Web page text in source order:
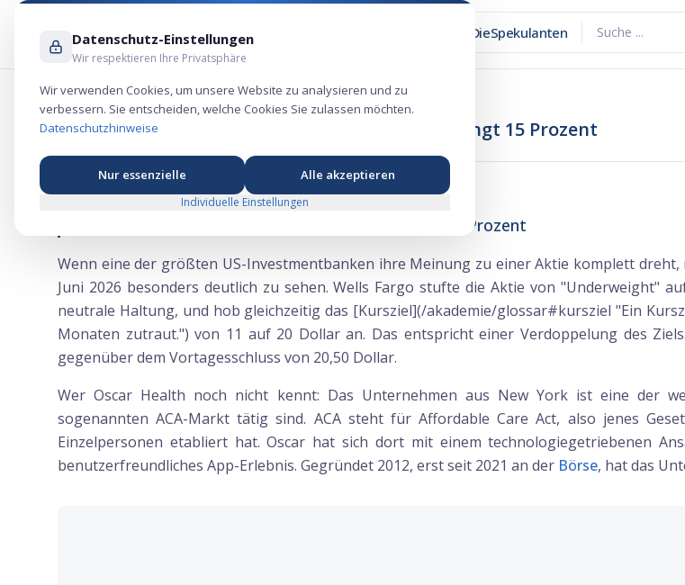
DieSpekulanten Suche ...
Wells Fargo dreht bei Oscar Health – Aktie springt 15 Prozent
Wells Fargo dreht bei Oscar Health – Aktie springt 15 Prozent
Wenn eine der größten US-Investmentbanken ihre Meinung zu einer Aktie komplett dreht,
Juni 2026 besonders deutlich zu sehen. Wells Fargo stufte die Aktie von "Underweight"
neutrale Haltung, und hob gleichzeitig das [Kursziel](/akademie/glossar#kursziel "Ein
Monaten zutraut.") von 11 auf 20 Dollar an. Das entspricht einer Verdoppelung des
gegenüber dem Vortagesschluss von 20,50 Dollar.
Wer Oscar Health noch nicht kennt: Das Unternehmen aus New York ist eine der
sogenannten ACA-Markt tätig sind. ACA steht für Affordable Care Act, also jenes
Einzelpersonen etabliert hat. Oscar hat sich dort mit einem technologiegetriebenen
benutzerfreundliches App-Erlebnis. Gegründet 2012, erst seit 2021 an der Börse, hat das
Datenschutz-Einstellungen
Wir respektieren Ihre Privatsphäre
Wir verwenden Cookies, um unsere Website zu analysieren und zu
verbessern. Sie entscheiden, welche Cookies Sie zulassen möchten.
Datenschutzhinweise
Nur essenzielle Alle akzeptieren
Individuelle Einstellungen